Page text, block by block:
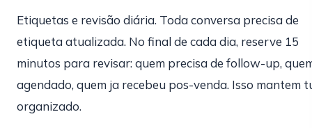
Etiquetas e revisão diária. Toda conversa precisa de
etiqueta atualizada. No final de cada dia, reserve 15
minutos para revisar: quem precisa de follow-up,
agendado, quem ja recebeu pos-venda. Isso mantem
organizado.